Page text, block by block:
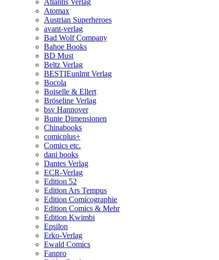
Atlantis Verlag
Atomax
Austrian Superheroes
avant-verlag
Bad Wolf Company
Bahoe Books
BD Must
Beltz Verlag
BESTIEunlmt Verlag
Bocola
Boiselle & Ellert
Bröseline Verlag
bsv Hannover
Bunte Dimensionen
Chinabooks
comicplus+
Comics etc.
dani books
Dantes Verlag
ECR-Verlag
Edition 52
Edition Ars Tempus
Edition Comicographie
Edition Comics & Mehr
Edition Kwimbi
Epsilon
Erko-Verlag
Ewald Comics
Fanpro